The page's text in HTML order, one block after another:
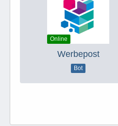
Online
Werbepost
Bot